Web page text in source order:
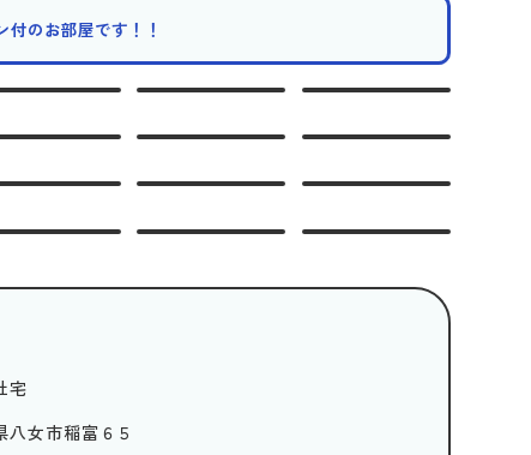
のお部屋です！！
宅
八女市稲富６５